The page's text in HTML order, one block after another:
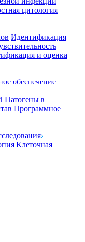
цитология
Идентификация
и оценка
обеспечение
Патогены в
Программное
Клеточная